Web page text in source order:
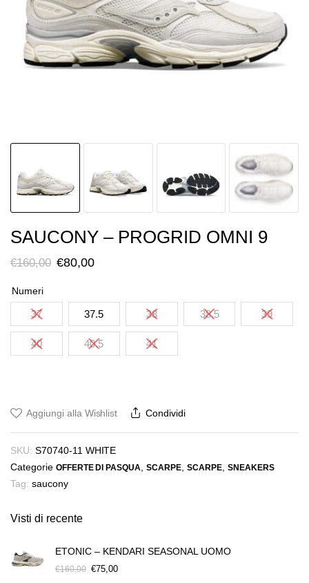
SAUCONY – PROGRID OMNI 9
€160,00 Il
originale
€160,00.
€80,00Il
attuale
è:
€80,00.
Numeri
37 37.5 38 38.5 39
40 40.5 41
Aggiungi alla Wishlist Condividi
SKU: S70740-11 WHITE
Categorie OFFERTE DI PASQUA ,SCARPE, SCARPE, SNEAKERS
Tag: saucony
Visti di recente
ETONIC – KENDARI SEASONAL UOMO
€160,00 Il
€75,00Il